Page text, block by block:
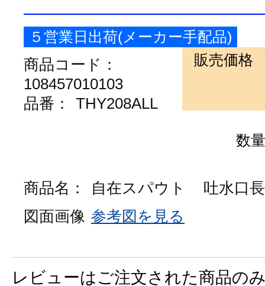
５営業日出荷(メーカー手配品)
商品コード：
108457010103
品番：
THY208ALL
販売価格
数量
商品名： 自在スパウト
吐水口
図面画像 参考図を見る
レビューはご注文された商品の